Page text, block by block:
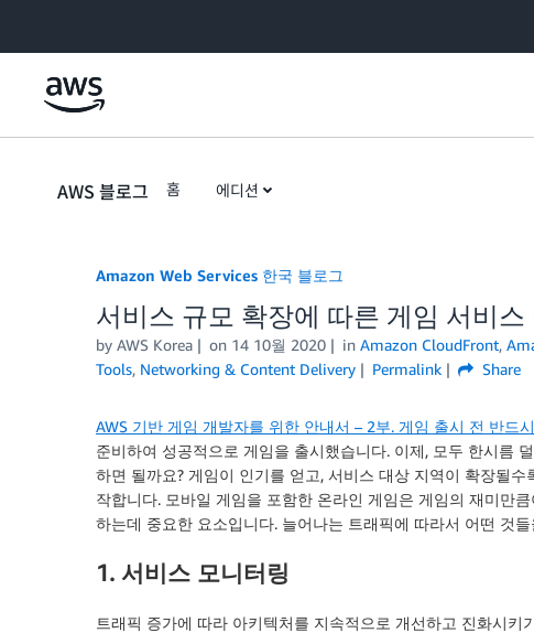
AWS 블로그 홈 에디션
Amazon Web Services 한국 블로그
서비스 규모 확장에 따른 게임 서비스
by AWS Korea on 14 10월 2020 in Amazon CloudFront,
Tools, Networking & Content Delivery Permalink Share
AWS 기반 게임 개발자를 위한 안내서 – 2부. 게임 출시 전 반드
준비하여 성공적으로 게임을 출시했습니다. 이제, 모두 한시름
하면 될까요? 게임이 인기를 얻고, 서비스 대상 지역이 확장될
작합니다. 모바일 게임을 포함한 온라인 게임은 게임의 재미만
하는데 중요한 요소입니다. 늘어나는 트래픽에 따라서 어떤 것
1. 서비스 모니터링
트래픽 증가에 따라 아키텍처를 지속적으로 개선하고 진화시